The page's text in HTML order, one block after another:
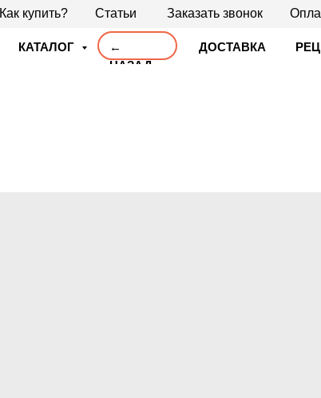
КАТАЛОГ
←
НАЗАД
ДОСТАВКА
Статьи
Как купить? Заказать звонок